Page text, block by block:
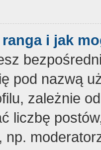
i jak
pod nazwą
zależnie
liczbę
np.